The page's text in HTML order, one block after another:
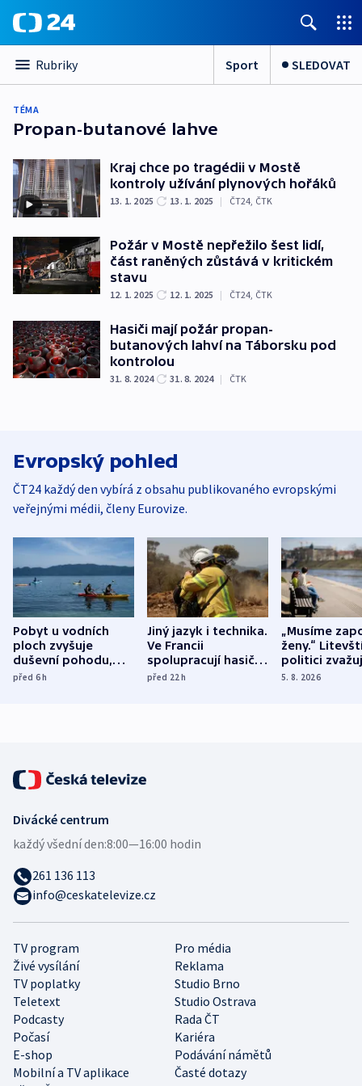
Rubriky Sport SLEDOVAT
TÉMA
Propan-butanové lahve
Kraj chce po tragédii v Mostě
kontroly užívání plynových hořáků
13. 1. 2025 13. 1. 2025 | ČT24, ČTK
Požár v Mostě nepřežilo šest lidí,
část raněných zůstává v kritickém
stavu
12. 1. 2025 12. 1. 2025 | ČT24 ČTK
Hasiči mají požár propan-
butanových lahví na Táborsku pod
kontrolou
31. 8. 2024 31. 8. 2024 | ČTK
Evropský pohled
ČT24 každý den vybírá z obsahu publikovaného evropskými
veřejnými médii, členy Eurovize.
Pobyt u vodních
ploch zvyšuje
duševní pohodu,
ukázala
před 6h
Jiný jazyk i technika.
Ve Francii
spolupracují hasiči z
různých zemí
před 22h
„Musíme
ženy.“
politici
dohodu o
5. 8. 2026
TV program
Pro média
Živé vysílání
Reklama
TV poplatky
Studio Brno
Teletext
Studio Ostrava
Podcasty
Rada ČT
Počasí
Kariéra
E-shop
Podávání námětů
Mobilní a TV aplikace
Časté dotazy
Divácké centrum
každý všední den:8:00—16:00 hodin
261 136 113
info@ceskatelevize.cz